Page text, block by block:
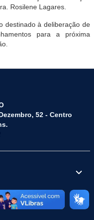
Rosilene Lagares.
destinado à deliberação de
para a próxima
52 - Centro